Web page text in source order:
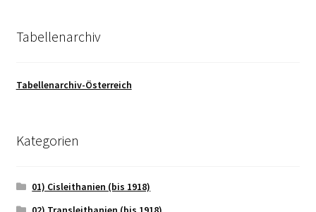
Tabellenarchiv
Tabellenarchiv-Österreich
Kategorien
01) Cisleithanien (bis 1918)